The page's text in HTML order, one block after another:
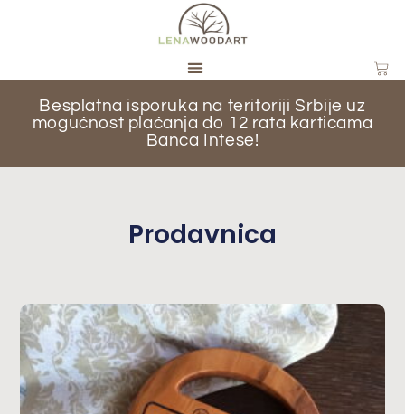
Besplatna isporuka na teritoriji Srbije uz
mogućnost plaćanja do 12 rata karticama
Banca Intese!
Prodavnica